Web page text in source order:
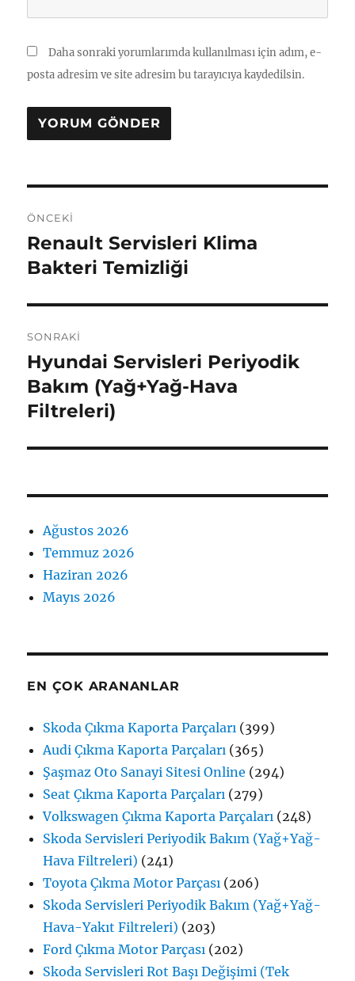
Daha sonraki yorumlarımda kullanılması için adım, e-
posta adresim ve site adresim bu tarayıcıya kaydedilsin.
gezinmesi
ÖNCEKI
Önceki
yazı:
Renault Servisleri Klima
Bakteri Temizliği
SONRAKI
Sonraki
yazı:
Hyundai Servisleri Periyodik
Bakım (Yağ+Yağ-Hava
Filtreleri)
Ağustos 2026
Temmuz 2026
Haziran 2026
Mayıs 2026
EN ÇOK ARANANLAR
Skoda Çıkma Kaporta Parçaları (399)
Audi Çıkma Kaporta Parçaları (365)
Şaşmaz Oto Sanayi Sitesi Online (294)
Seat Çıkma Kaporta Parçaları (279)
Volkswagen Çıkma Kaporta Parçaları (248)
Skoda Servisleri Periyodik Bakım (Yağ+Yağ-
Hava Filtreleri) (241)
Toyota Çıkma Motor Parçası (206)
Skoda Servisleri Periyodik Bakım (Yağ+Yağ-
Hava-Yakıt Filtreleri) (203)
Ford Çıkma Motor Parçası (202)
Skoda Servisleri Rot Başı Değişimi (Tek